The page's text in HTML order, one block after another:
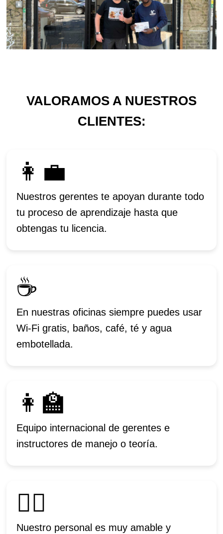
VALORAMOS A NUESTROS
CLIENTES:
👩‍💼
Nuestros gerentes te apoyan durante todo
tu proceso de aprendizaje hasta que
obtengas tu licencia.
☕
En nuestras oficinas siempre puedes usar
Wi-Fi gratis, baños, café, té y agua
embotellada.
👩‍🏫
Equipo internacional de gerentes e
instructores de manejo o teoría.
🙋‍♂️
Nuestro personal es muy amable y